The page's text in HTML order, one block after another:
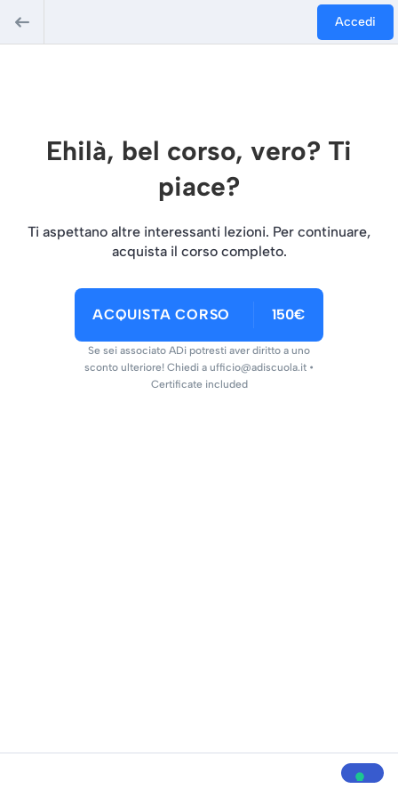
Accedi
Ehilà, bel corso, vero? Ti
piace?
Ti aspettano altre interessanti lezioni. Per continuare,
acquista il corso completo.
ACQUISTA CORSO 150€
Se sei associato ADi potresti aver diritto a uno
sconto ulteriore! Chiedi a ufficio@adiscuola.it •
Certificate included